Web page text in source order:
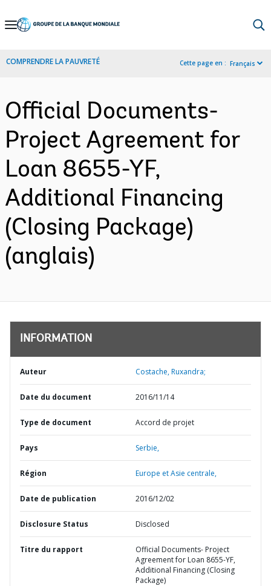
Skip
Navigation
COMPRENDRE LA PAUVRETÉ Cette page en : Français
Official Documents-
Project Agreement for
Loan 8655-YF,
Additional Financing
(Closing Package)
(anglais)
INFORMATION
Auteur Costache, Ruxandra;
Date du document 2016/11/14
Type de document Accord de projet
Pays Serbie,
Région Europe et Asie centrale,
Date de publication 2016/12/02
Disclosure Status Disclosed
Titre du rapport
Official Documents- Project
Agreement for Loan 8655-YF,
Additional Financing (Closing
Package)